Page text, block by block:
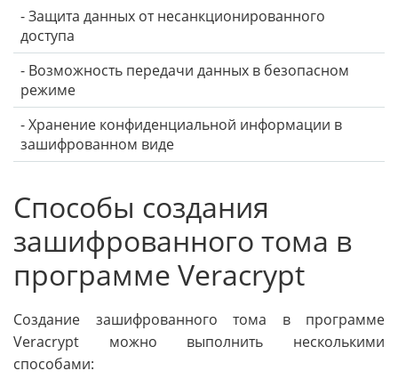
- Защита данных от несанкционированного
доступа
- Возможность передачи данных в безопасном
режиме
- Хранение конфиденциальной информации в
зашифрованном виде
Способы создания
зашифрованного тома в
программе Veracrypt
Создание зашифрованного тома в программе
Veracrypt можно выполнить несколькими
способами: